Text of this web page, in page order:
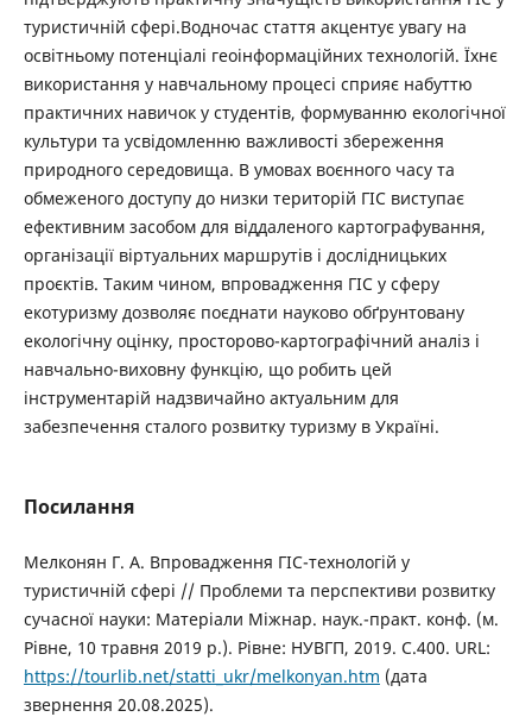
туристичній сфері.Водночас стаття акцентує увагу на
освітньому потенціалі геоінформаційних технологій. Їхнє
використання у навчальному процесі сприяє набуттю
практичних навичок у студентів, формуванню екологічної
культури та усвідомленню важливості збереження
природного середовища. В умовах воєнного часу та
обмеженого доступу до низки територій ГІС виступає
ефективним засобом для віддаленого картографування,
організації віртуальних маршрутів і дослідницьких
проєктів. Таким чином, впровадження ГІС у сферу
екотуризму дозволяє поєднати науково обґрунтовану
екологічну оцінку, просторово-картографічний аналіз і
навчально-виховну функцію, що робить цей
інструментарій надзвичайно актуальним для
забезпечення сталого розвитку туризму в Україні.
Посилання
Мелконян Г. А. Впровадження ГІС-технологій у
туристичній сфері // Проблеми та перспективи розвитку
сучасної науки: Матеріали Міжнар. наук.-практ. конф. (м.
Рівне, 10 травня 2019 р.). Рівне: НУВГП, 2019. C.400. URL:
https://tourlib.net/statti_ukr/melkonyan.htm (дата
звернення 20.08.2025).